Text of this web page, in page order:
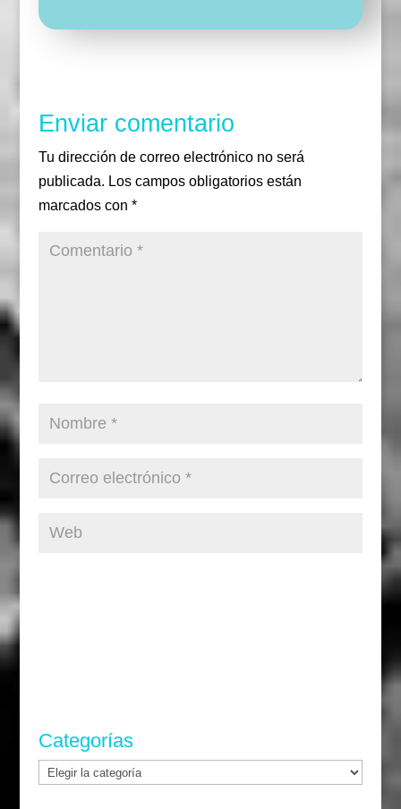
a
Enviar comentario
Tu dirección de correo electrónico no será
publicada. Los campos obligatorios están
marcados con *
Categorías
Categorías